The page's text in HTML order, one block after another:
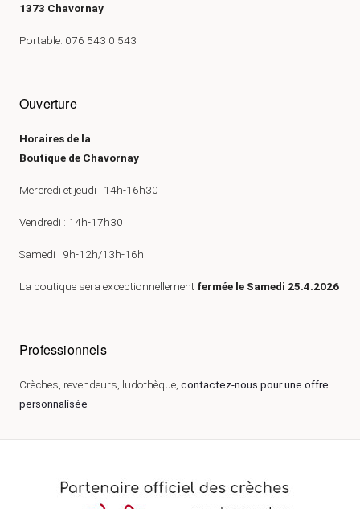
1373 Chavornay
Portable: 076 543 0 543
Ouverture
Horaires de la
Boutique de Chavornay
Mercredi et jeudi : 14h-16h30
Vendredi : 14h-17h30
Samedi : 9h-12h/13h-16h
La boutique sera exceptionnellement fermée le Samedi 25.4.2026
Professionnels
Crèches, revendeurs, ludothèque, contactez-nous pour une offre
personnalisée